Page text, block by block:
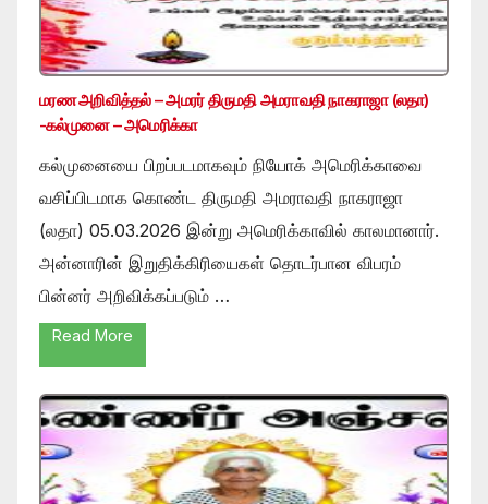
மரண அறிவித்தல் – அமரர் திருமதி அமராவதி நாகராஜா (லதா)
-கல்முனை – அமெரிக்கா
கல்முனையை பிறப்படமாகவும் நியோக் அமெரிக்காவை
வசிப்பிடமாக கொண்ட திருமதி அமராவதி நாகராஜா
(லதா) 05.03.2026 இன்று அமெரிக்காவில் காலமானார்.
அன்னாரின் இறுதிக்கிரியைகள் தொடர்பான விபரம்
பின்னர் அறிவிக்கப்படும் …
Read More